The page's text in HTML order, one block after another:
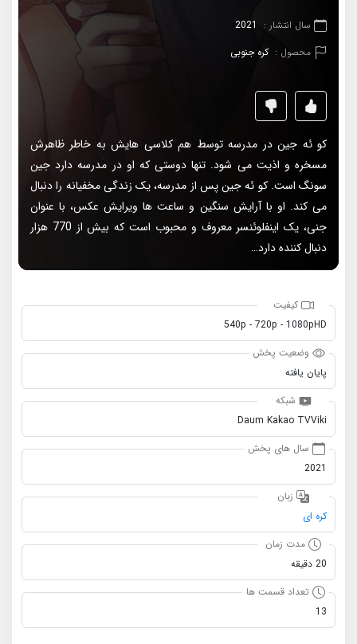
سال انتشار :
2021
محصول : کره جنوبی
کو ئه جین در مدرسه توسط هم کلاسی هایش به خاطر ظاهرش
مسخره و اذیت می شود. تنها دوستی که او در مدرسه دارد جین
سونگ است. کو ئه جین پس از مدرسه، یک زندگی مخفیانه را دنبال
می کند. او با آرایش سنگین و ساعت ها ویرایش عکس، با عنوان
جنی، یک اینفلوئنسر معروف و محبوب است که بیش از 770 هزار
دنبال کننده دارد…
کیفیت
540p - 720p - 1080pHD
وضعیت پخش
پایان یافته
شبکه
Daum Kakao TVViki
سال های پخش
2021
زبان
کره ای
مدت زمان
20 دقیقه
تعداد قسمت ها
13